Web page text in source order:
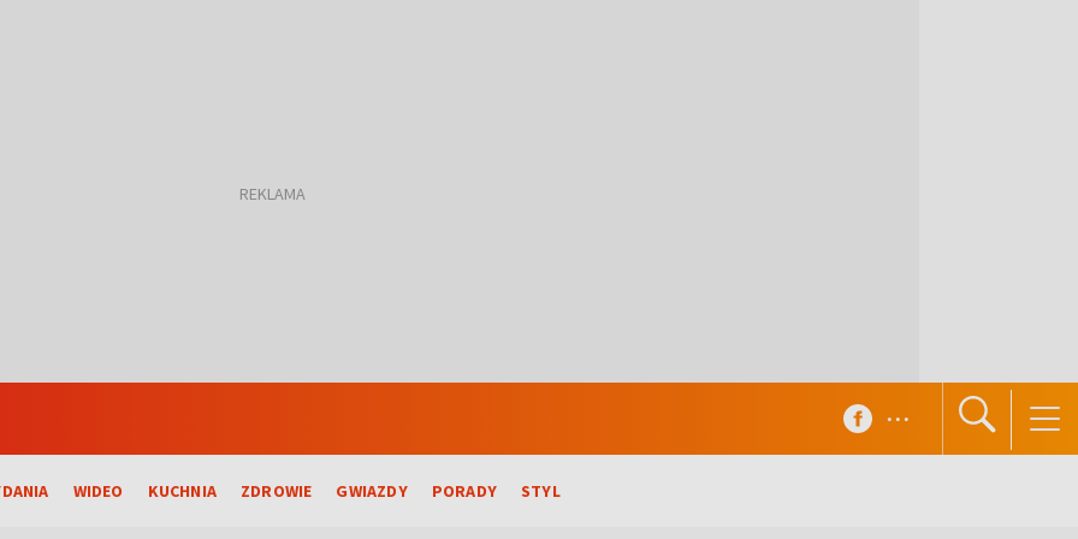
WIDEO KUCHNIA ZDROWIE GWIAZDY PORADY STYL
...